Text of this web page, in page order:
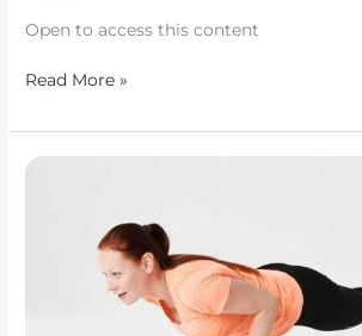
Open to access this content
Read More »
Re.Set